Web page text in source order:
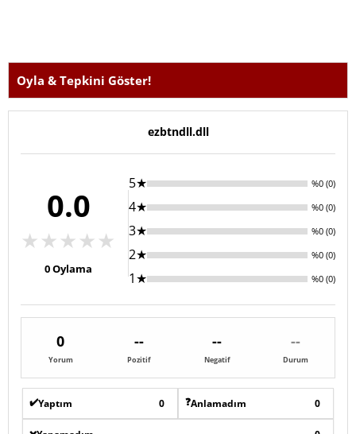
Oyla & Tepkini Göster!
ezbtndll.dll
0.0
★★★★★
0Oylama
5★ %0 (0)
4★ %0 (0)
3★ %0 (0)
2★ %0 (0)
1★ %0 (0)
0
Yorum
--
Pozitif
--
Negatif
--
Durum
✔️Yaptım 0 ❓Anlamadım 0